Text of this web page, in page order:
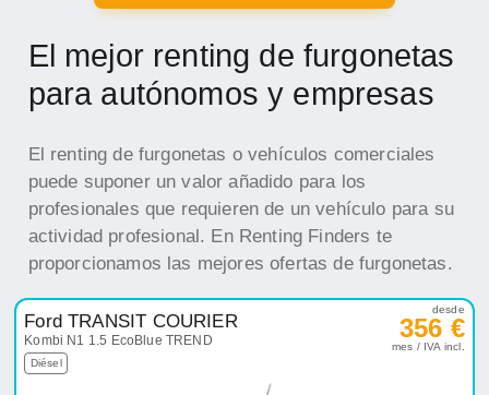
El mejor renting de furgonetas
para autónomos y empresas
El renting de furgonetas o vehículos comerciales
puede suponer un valor añadido para los
profesionales que requieren de un vehículo para su
actividad profesional. En Renting Finders te
proporcionamos las mejores ofertas de furgonetas.
Ford TRANSIT COURIER
Kombi N1 1.5 EcoBlue TREND
Diésel
desde
356 €
mes / IVA incl.